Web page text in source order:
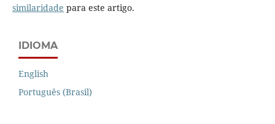
similaridade para este artigo.
IDIOMA
English
Português (Brasil)